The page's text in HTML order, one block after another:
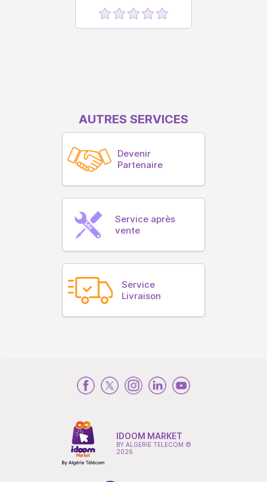
AUTRES SERVICES
Devenir
Partenaire
Service après
vente
Service
Livraison
IDOOM MARKET
BY ALGERIE TELECOM ©
2026